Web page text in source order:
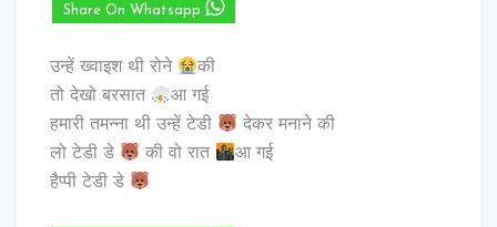
Share On Whatsapp
उन्हें ख्वाइश थी रोने
की
तो देखो बरसात
आ गई
हमारी तमन्ना थी उन्हें टेडी
देकर मनाने की
लो टेडी डे
की वो रात
आ गई
हैप्पी टेडी डे